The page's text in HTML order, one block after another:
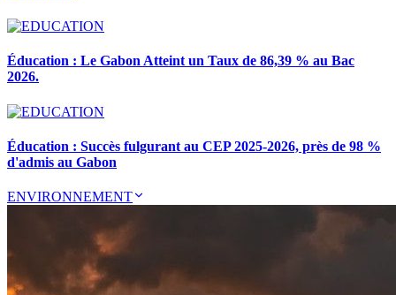
Éducation : Le Gabon Atteint un Taux de 86,39 % au Bac
2026.
Éducation : Succès fulgurant au CEP 2025-2026, près de 98 %
d'admis au Gabon
ENVIRONNEMENT